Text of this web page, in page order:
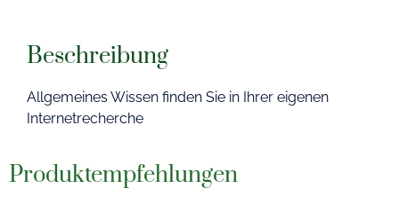
Beschreibung
Allgemeines Wissen finden Sie in Ihrer eigenen
Internetrecherche
Produktempfehlungen